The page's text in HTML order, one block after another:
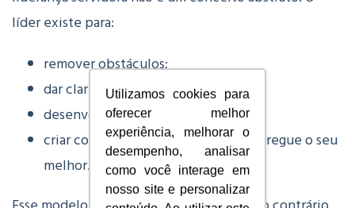
Utilizamos cookies para
oferecer melhor
experiência, melhorar o
desempenho, analisar
como você interage em
nosso site e personalizar
líder existe para:
remover obstáculos;
dar clareza;
desenvolver pessoas;
criar condições para que o outro entregue o seu
melhor.